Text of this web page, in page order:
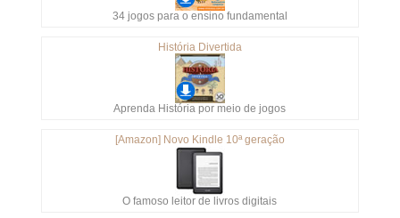
34 jogos para o ensino fundamental
História Divertida
Aprenda História por meio de jogos
[Amazon] Novo Kindle 10ª geração
O famoso leitor de livros digitais